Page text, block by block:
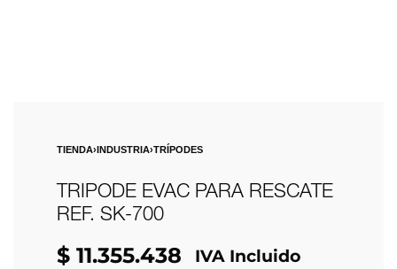
TIENDA›INDUSTRIA›TRÍPODES
TRIPODE EVAC PARA RESCATE
REF. SK-700
$ 11.355.438 IVA Incluido